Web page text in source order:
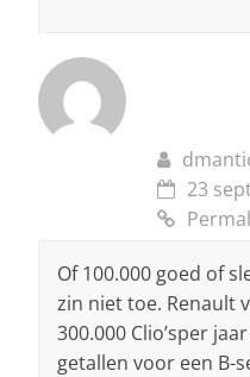
23
Of 100.000 goed of
zin niet toe. Renault
300.000 Clio’sper
getallen voor een B-